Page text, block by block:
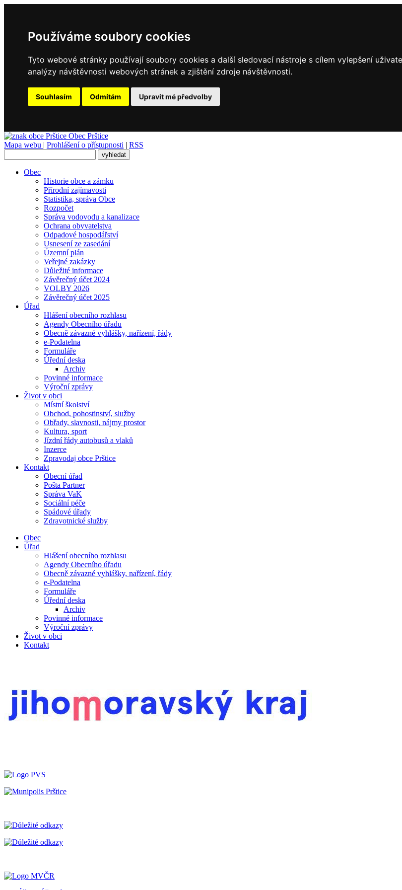
Používáme soubory cookies
Tyto webové stránky používají soubory cookies a další sledovací nástroje s cílem vylepšení
analýzy návštěvnosti webových stránek a zjištění zdroje návštěvnosti.
Souhlasím Odmítám Upravit mé předvolby
Obec Prštice
Mapa webu | Prohlášení o přístupnosti | RSS
Obec
Historie obce a zámku
Přírodní zajímavosti
Statistika, správa Obce
Rozpočet
Správa vodovodu a kanalizace
Ochrana obyvatelstva
Odpadové hospodářství
Usnesení ze zasedání
Územní plán
Veřejné zakázky
Důležité informace
Závěrečný účet 2024
VOLBY 2026
Závěrečný účet 2025
Úřad
Hlášení obecního rozhlasu
Agendy Obecního úřadu
Obecně závazné vyhlášky, nařízení, řády
e-Podatelna
Formuláře
Úřední deska
Archiv
Povinné informace
Výroční zprávy
Život v obci
Místní školství
Obchod, pohostinství, služby
Obřady, slavnosti, nájmy prostor
Kultura, sport
Jízdní řády autobusů a vlaků
Inzerce
Zpravodaj obce Prštice
Kontakt
Obecní úřad
Pošta Partner
Správa VaK
Sociální péče
Spádové úřady
Zdravotnické služby
Obec
Úřad
Hlášení obecního rozhlasu
Agendy Obecního úřadu
Obecně závazné vyhlášky, nařízení, řády
e-Podatelna
Formuláře
Úřední deska
Archiv
Povinné informace
Výroční zprávy
Život v obci
Kontakt